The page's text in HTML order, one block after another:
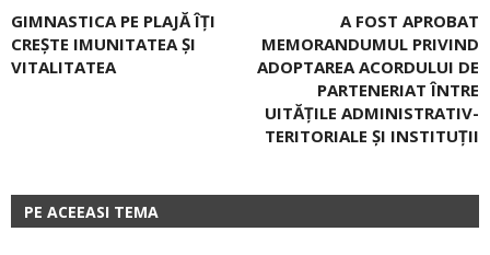
GIMNASTICA PE PLAJĂ ÎŢI
CREȘTE IMUNITATEA ȘI
VITALITATEA
A FOST APROBAT
MEMORANDUMUL PRIVIND
ADOPTAREA ACORDULUI DE
PARTENERIAT ÎNTRE
UITĂȚILE ADMINISTRATIV-
TERITORIALE ȘI INSTITUȚII
PE ACEEASI TEMA